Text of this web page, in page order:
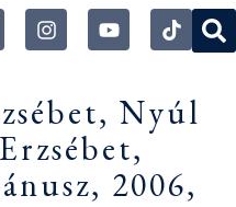
Nyúl
2006,